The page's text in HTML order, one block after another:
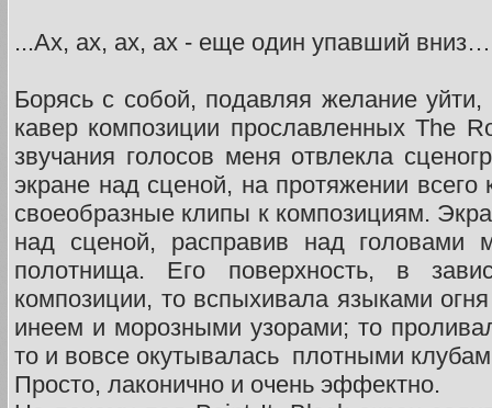
...Ах, ах, ах, ах - еще один упавший вниз…
Борясь с собой, подавляя желание
кавер композиции прославленных The
звучания голосов меня отвлекла
экране над сценой, на протяжении всего
своеобразные клипы к композициям.
над сценой, расправив над головами
полотнища. Его поверхность, в
композиции, то вспыхивала языками
инеем и морозными узорами; то
то и вовсе окутывалась плотными
Просто, лаконично и очень эффектно.